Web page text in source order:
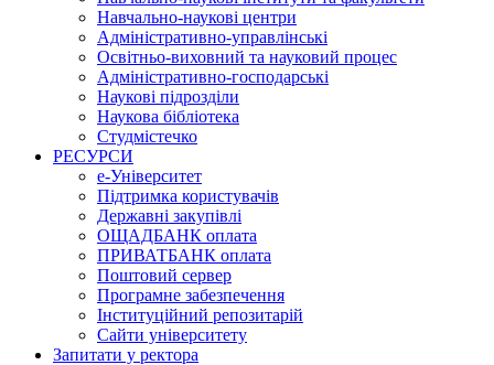
Навчально-наукові центри
Адміністративно-управлінські
Освітньо-виховний та науковий процес
Адміністративно-господарські
Наукові підрозділи
Наукова бібліотека
Студмістечко
РЕСУРСИ
е-Університет
Підтримка користувачів
Державні закупівлі
ОЩАДБАНК оплата
ПРИВАТБАНК оплата
Поштовий сервер
Програмне забезпечення
Інституційний репозитарій
Сайти університету
Запитати у ректора